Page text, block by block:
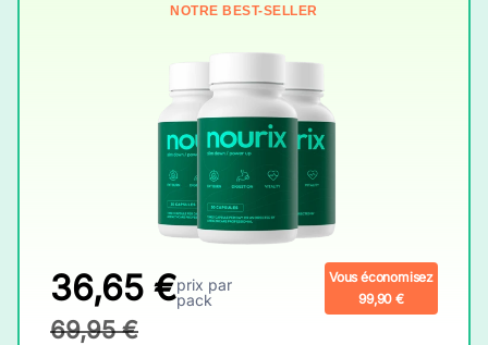
NOTRE BEST-SELLER
36,65 €prix par
pack
Vous économisez
99,90 €
69,95 €